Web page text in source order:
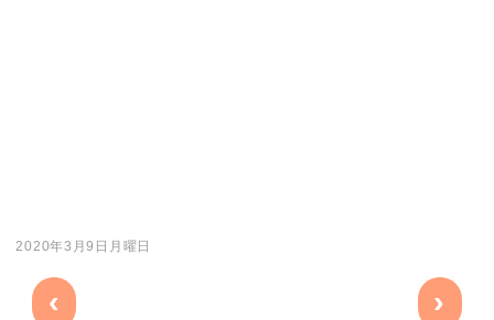
2020年3月9日月曜日
‹ ›